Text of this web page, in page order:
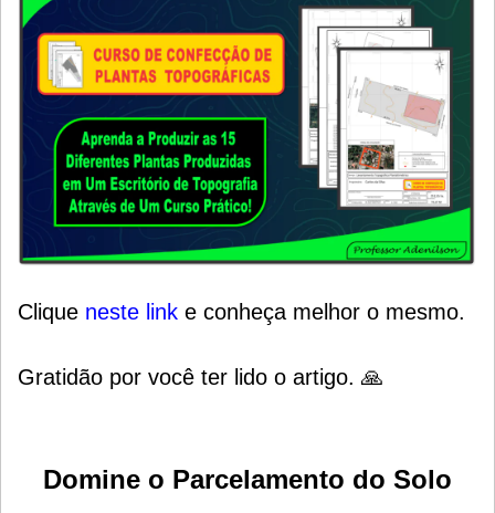
Clique neste link e conheça melhor o mesmo.
Gratidão por você ter lido o artigo. 🙏
Domine o Parcelamento do Solo